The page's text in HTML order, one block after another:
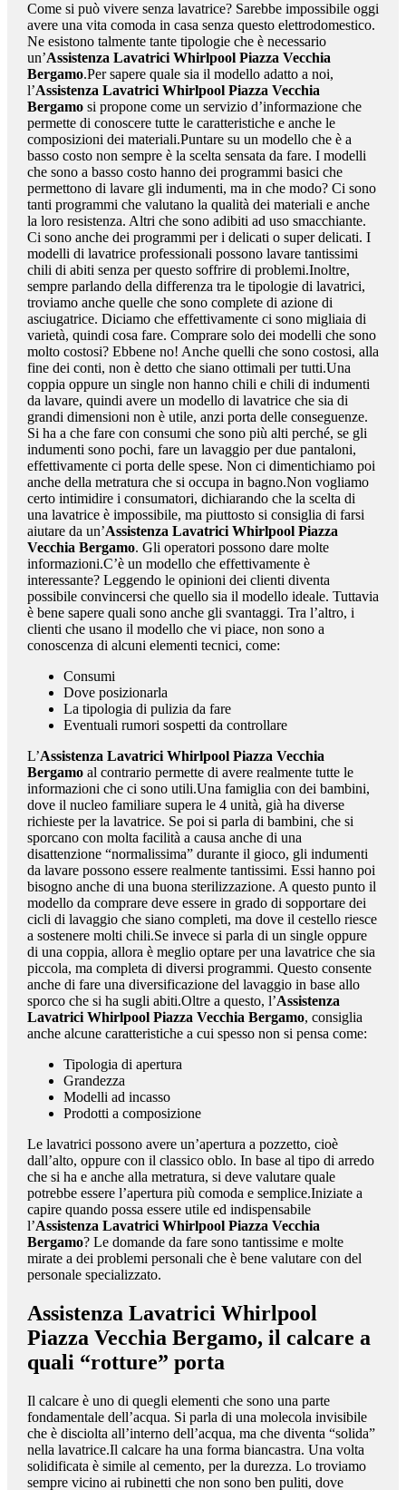
Come si può vivere senza lavatrice? Sarebbe impossibile oggi
avere una vita comoda in casa senza questo elettrodomestico.
Ne esistono talmente tante tipologie che è necessario
un’Assistenza Lavatrici Whirlpool Piazza Vecchia
Bergamo.Per sapere quale sia il modello adatto a noi,
l’Assistenza Lavatrici Whirlpool Piazza Vecchia
Bergamosi propone come un servizio d’informazione che
permette di conoscere tutte le caratteristiche e anche le
composizioni dei materiali.Puntare su un modello che è a
basso costo non sempre è la scelta sensata da fare. I modelli
che sono a basso costo hanno dei programmi basici che
permettono di lavare gli indumenti, ma in che modo? Ci sono
tanti programmi che valutano la qualità dei materiali e anche
la loro resistenza. Altri che sono adibiti ad uso smacchiante.
Ci sono anche dei programmi per i delicati o super delicati. I
modelli di lavatrice professionali possono lavare tantissimi
chili di abiti senza per questo soffrire di problemi.Inoltre,
sempre parlando della differenza tra le tipologie di lavatrici,
troviamo anche quelle che sono complete di azione di
asciugatrice. Diciamo che effettivamente ci sono migliaia di
varietà, quindi cosa fare. Comprare solo dei modelli che sono
molto costosi? Ebbene no! Anche quelli che sono costosi, alla
fine dei conti, non è detto che siano ottimali per tutti.Una
coppia oppure un single non hanno chili e chili di indumenti
da lavare, quindi avere un modello di lavatrice che sia di
grandi dimensioni non è utile, anzi porta delle conseguenze.
Si ha a che fare con consumi che sono più alti perché, se gli
indumenti sono pochi, fare un lavaggio per due pantaloni,
effettivamente ci porta delle spese. Non ci dimentichiamo poi
anche della metratura che si occupa in bagno.Non vogliamo
certo intimidire i consumatori, dichiarando che la scelta di
una lavatrice è impossibile, ma piuttosto si consiglia di farsi
aiutare da un’Assistenza Lavatrici Whirlpool Piazza
Vecchia Bergamo. Gli operatori possono dare molte
informazioni.C’è un modello che effettivamente è
interessante? Leggendo le opinioni dei clienti diventa
possibile convincersi che quello sia il modello ideale. Tuttavia
è bene sapere quali sono anche gli svantaggi. Tra l’altro, i
clienti che usano il modello che vi piace, non sono a
conoscenza di alcuni elementi tecnici, come:
Consumi
Dove posizionarla
La tipologia di pulizia da fare
Eventuali rumori sospetti da controllare
L’Assistenza Lavatrici Whirlpool Piazza Vecchia
Bergamoal contrario permette di avere realmente tutte le
informazioni che ci sono utili.Una famiglia con dei bambini,
dove il nucleo familiare supera le 4 unità, già ha diverse
richieste per la lavatrice. Se poi si parla di bambini, che si
sporcano con molta facilità a causa anche di una
disattenzione “normalissima” durante il gioco, gli indumenti
da lavare possono essere realmente tantissimi. Essi hanno poi
bisogno anche di una buona sterilizzazione. A questo punto il
modello da comprare deve essere in grado di sopportare dei
cicli di lavaggio che siano completi, ma dove il cestello riesce
a sostenere molti chili.Se invece si parla di un single oppure
di una coppia, allora è meglio optare per una lavatrice che sia
piccola, ma completa di diversi programmi. Questo consente
anche di fare una diversificazione del lavaggio in base allo
sporco che si ha sugli abiti.Oltre a questo, l’Assistenza
Lavatrici Whirlpool Piazza Vecchia Bergamo, consiglia
anche alcune caratteristiche a cui spesso non si pensa come:
Tipologia di apertura
Grandezza
Modelli ad incasso
Prodotti a composizione
Le lavatrici possono avere un’apertura a pozzetto, cioè
dall’alto, oppure con il classico oblo. In base al tipo di arredo
che si ha e anche alla metratura, si deve valutare quale
potrebbe essere l’apertura più comoda e semplice.Iniziate a
capire quando possa essere utile ed indispensabile
l’Assistenza Lavatrici Whirlpool Piazza Vecchia
Bergamo? Le domande da fare sono tantissime e molte
mirate a dei problemi personali che è bene valutare con del
personale specializzato.
Assistenza Lavatrici Whirlpool
Piazza Vecchia Bergamo, il calcare a
quali “rotture” porta
Il calcare è uno di quegli elementi che sono una parte
fondamentale dell’acqua. Si parla di una molecola invisibile
che è disciolta all’interno dell’acqua, ma che diventa “solida”
nella lavatrice.Il calcare ha una forma biancastra. Una volta
solidificata è simile al cemento, per la durezza. Lo troviamo
sempre vicino ai rubinetti che non sono ben puliti, dove